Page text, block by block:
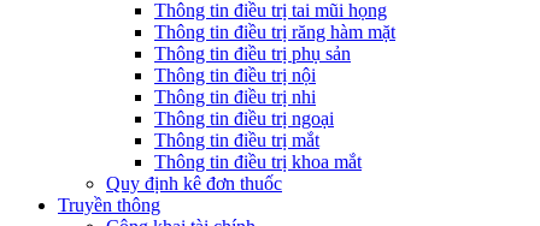
Thông tin điều trị tai mũi họng
Thông tin điều trị răng hàm mặt
Thông tin điều trị phụ sản
Thông tin điều trị nội
Thông tin điều trị nhi
Thông tin điều trị ngoại
Thông tin điều trị mắt
Thông tin điều trị khoa mắt
Quy định kê đơn thuốc
Truyền thông